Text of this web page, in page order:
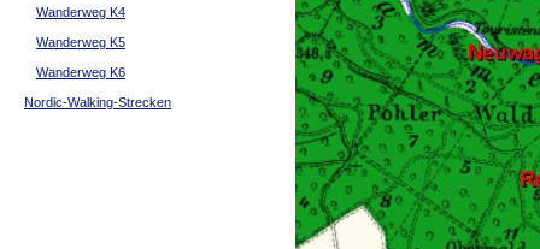
Wanderweg K4
Wanderweg K5
Wanderweg K6
Nordic-Walking-Strecken